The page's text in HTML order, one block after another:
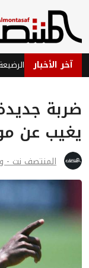
آخر الأخبار
ضربة
يغيب عن
المنتصف نت -